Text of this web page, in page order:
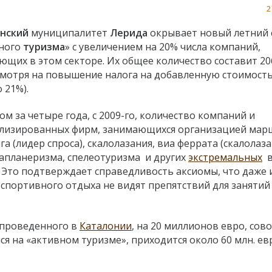
муниципалитет Лерида окрывает новый летний
туризма» с увеличением на 20% числа компаний,
в этом секторе. Их общее количество составит
на повышение налога на добавленную
21%).
за четыре года, с 2009-го, количество компаний и
фирм, занимающихся организацией
(лидер спроса), скалолазания, виа феррата
спелеотуризма и другихэкстремальных
подтверждает справедливость аксиомы, что даже
отдыха не видят препятствий для занятий
в Каталонии, на 20 миллионов евро,
«активном туризме», приходится около 60 млн.